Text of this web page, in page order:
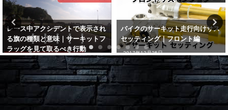
バイクのサーキット走行向けサス
セッティング｜フロント編
2017年12月25日
CBR1000RRRの副室燃焼特許プ
レチャンバー（ジェット）イグニ
ッションが凄い！
2023年1月30日